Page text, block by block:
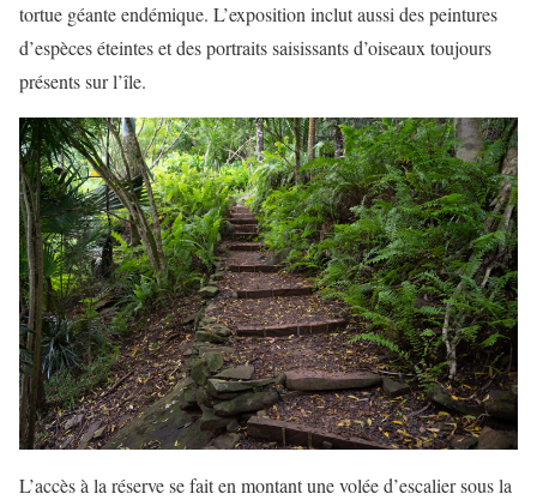
tortue géante endémique. L’exposition inclut aussi des peintures
d’espèces éteintes et des portraits saisissants d’oiseaux toujours
présents sur l’île.
L’accès à la réserve se fait en montant une volée d’escalier sous la